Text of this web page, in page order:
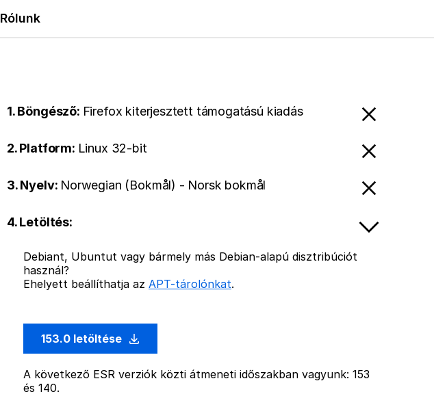
Rólunk
1. Böngésző: Firefox kiterjesztett támogatású kiadás
2. Platform: Linux 32-bit
3. Nyelv: Norwegian (Bokmål) - Norsk bokmål
4. Letöltés:
Debiant, Ubuntut vagy bármely más Debian-alapú disztribúciót
használ?
Ehelyett beállíthatja az APT-tárolónkat.
153.0 letöltése
A következő ESR verziók közti átmeneti időszakban vagyunk: 153
és 140.